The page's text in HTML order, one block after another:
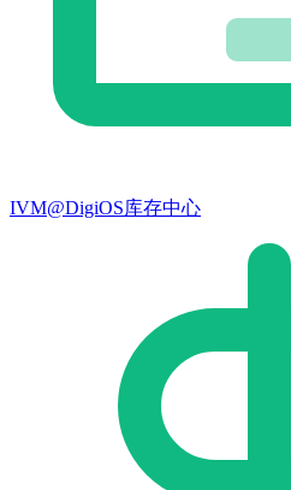
IVM@DigiOS库存中心